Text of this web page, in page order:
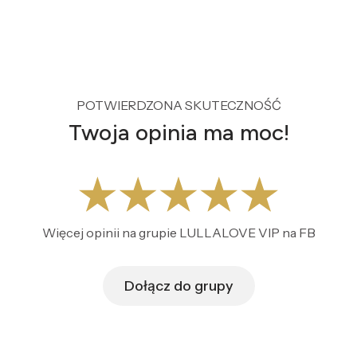
POTWIERDZONA SKUTECZNOŚĆ
Twoja opinia ma moc!
Więcej opinii na grupie LULLALOVE VIP na FB
Dołącz do grupy